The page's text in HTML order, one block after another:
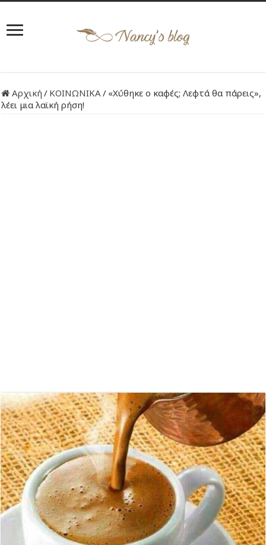
Αρχική / ΚΟΙΝΩΝΙΚΑ/ «Χύθηκε ο καφές; Λεφτά θα πάρεις»,
λέει μια λαϊκή ρήση!